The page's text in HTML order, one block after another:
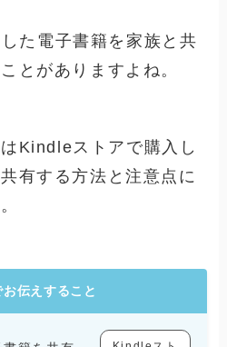
た電子書籍を家族と共
とがありますよね。
Kindleストアで購入し
有する方法と注意点に
伝えすること